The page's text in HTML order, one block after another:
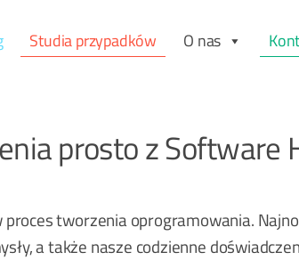
Studia przypadków O nas
prosto z Software
tworzenia oprogramowania.
a także nasze codzienne